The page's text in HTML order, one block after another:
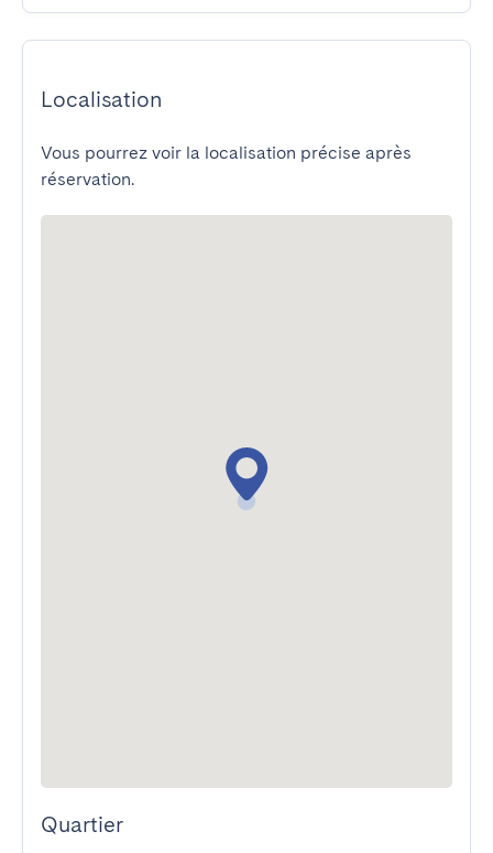
Localisation
Vous pourrez voir la localisation précise après
réservation.
Quartier